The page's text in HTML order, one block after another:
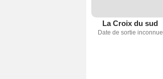
La Croix du sud
Date de sortie inconnue